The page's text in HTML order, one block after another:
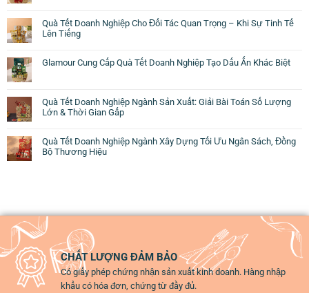
Quà Tết Doanh Nghiệp Cho Đối Tác Quan Trọng – Khi Sự Tinh Tế
Lên Tiếng
Glamour Cung Cấp Quà Tết Doanh Nghiệp Tạo Dấu Ấn Khác Biệt
Quà Tết Doanh Nghiệp Ngành Sản Xuất: Giải Bài Toán Số Lượng
Lớn & Thời Gian Gấp
Quà Tết Doanh Nghiệp Ngành Xây Dựng Tối Ưu Ngân Sách, Đồng
Bộ Thương Hiệu
CHẤT LƯỢNG ĐẢM BẢO
Có giấy phép chứng nhận sản xuất kinh doanh. Hàng nhập
khẩu có hóa đơn, chứng từ đầy đủ.